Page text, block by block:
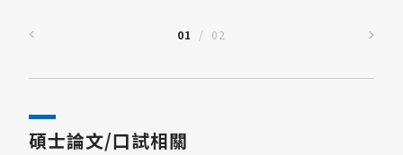
01 / 02
碩士論文/口試相關